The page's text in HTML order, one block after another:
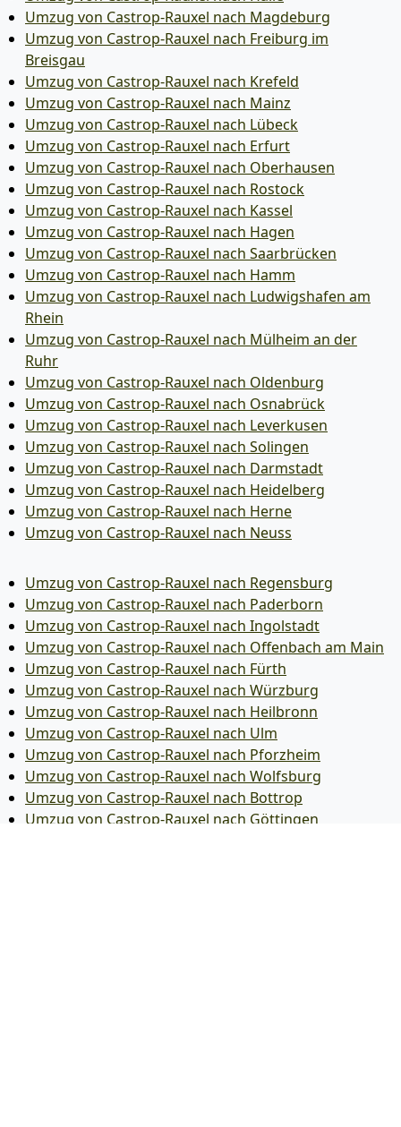
Umzug von Castrop-Rauxel nach Magdeburg
Umzug von Castrop-Rauxel nach Freiburg im
Breisgau
Umzug von Castrop-Rauxel nach Krefeld
Umzug von Castrop-Rauxel nach Mainz
Umzug von Castrop-Rauxel nach Lübeck
Umzug von Castrop-Rauxel nach Erfurt
Umzug von Castrop-Rauxel nach Oberhausen
Umzug von Castrop-Rauxel nach Rostock
Umzug von Castrop-Rauxel nach Kassel
Umzug von Castrop-Rauxel nach Hagen
Umzug von Castrop-Rauxel nach Saarbrücken
Umzug von Castrop-Rauxel nach Hamm
Umzug von Castrop-Rauxel nach Ludwigshafen am
Rhein
Umzug von Castrop-Rauxel nach Mülheim an der
Ruhr
Umzug von Castrop-Rauxel nach Oldenburg
Umzug von Castrop-Rauxel nach Osnabrück
Umzug von Castrop-Rauxel nach Leverkusen
Umzug von Castrop-Rauxel nach Solingen
Umzug von Castrop-Rauxel nach Darmstadt
Umzug von Castrop-Rauxel nach Heidelberg
Umzug von Castrop-Rauxel nach Herne
Umzug von Castrop-Rauxel nach Neuss
Umzug von Castrop-Rauxel nach Regensburg
Umzug von Castrop-Rauxel nach Paderborn
Umzug von Castrop-Rauxel nach Ingolstadt
Umzug von Castrop-Rauxel nach Offenbach am Main
Umzug von Castrop-Rauxel nach Fürth
Umzug von Castrop-Rauxel nach Würzburg
Umzug von Castrop-Rauxel nach Heilbronn
Umzug von Castrop-Rauxel nach Ulm
Umzug von Castrop-Rauxel nach Pforzheim
Umzug von Castrop-Rauxel nach Wolfsburg
Umzug von Castrop-Rauxel nach Bottrop
Umzug von Castrop-Rauxel nach Göttingen